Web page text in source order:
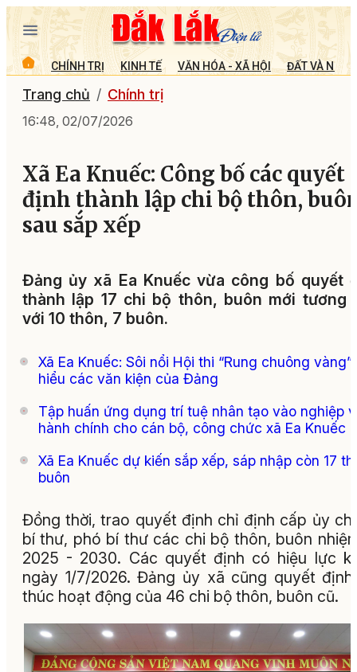
CHÍNH TRỊ KINH TẾ VĂN HÓA - XÃ HỘI ĐẤT VÀ
Trang chủ Chính trị
16:48, 02/07/2026
Xã Ea Knuếc: Công bố các quyết
định thành lập chi bộ thôn,
sau sắp xếp
Đảng ủy xã Ea Knuếc vừa công bố quyết
thành lập 17 chi bộ thôn, buôn mới tương
với 10 thôn, 7 buôn.
Xã Ea Knuếc: Sôi nổi Hội thi “Rung chuông vàng”
hiểu các văn kiện của Đảng
Tập huấn ứng dụng trí tuệ nhân tạo vào nghiệp
hành chính cho cán bộ, công chức xã Ea Knuếc
Xã Ea Knuếc dự kiến sắp xếp, sáp nhập còn 17
buôn
Đồng thời, trao quyết định chỉ định cấp ủy
bí thư, phó bí thư các chi bộ thôn, buôn
2025 - 2030. Các quyết định có hiệu lực
ngày 1/7/2026. Đảng ủy xã cũng quyết
thúc hoạt động của 46 chi bộ thôn, buôn cũ.